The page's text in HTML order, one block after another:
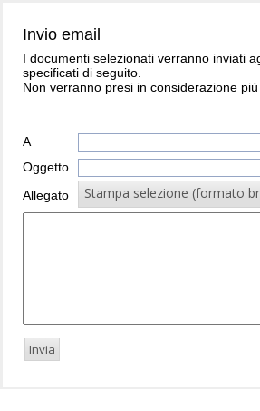
Invio email
I documenti selezionati verranno inviati
specificati di seguito.
Non verranno presi in considerazione
A
Oggetto
Allegato
Stampa selezione (formato